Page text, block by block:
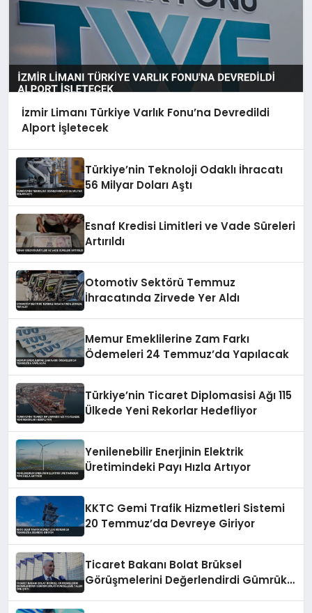
İzmir Limanı Türkiye Varlık Fonu’na Devredildi
Alport İşletecek
Türkiye’nin Teknoloji Odaklı İhracatı
56 Milyar Doları Aştı
Esnaf Kredisi Limitleri ve Vade Süreleri
Artırıldı
Otomotiv Sektörü Temmuz
İhracatında Zirvede Yer Aldı
Memur Emeklilerine Zam Farkı
Ödemeleri 24 Temmuz’da Yapılacak
Türkiye’nin Ticaret Diplomasisi Ağı 115
Ülkede Yeni Rekorlar Hedefliyor
Yenilenebilir Enerjinin Elektrik
Üretimindeki Payı Hızla Artıyor
KKTC Gemi Trafik Hizmetleri Sistemi
20 Temmuz’da Devreye Giriyor
Ticaret Bakanı Bolat Brüksel
Görüşmelerini Değerlendirdi Gümrük